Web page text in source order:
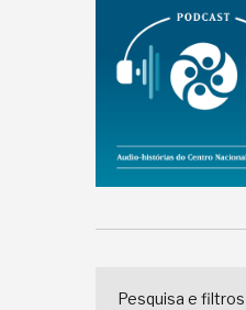
Pesquisa e filtros